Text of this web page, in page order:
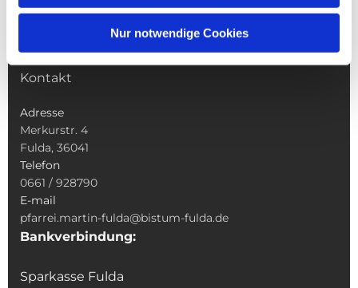
Nur notwendige Cookies
Veranstaltungen & Angebote
Kindertagesstätte St. Andreas
Kontakt
Adresse
Merkurstr. 4
Fulda, 36041
Telefon
0661 / 928790
E-mail
pfarrei.martin-fulda@bistum-fulda.de
Bankverbindung:
Sparkasse Fulda